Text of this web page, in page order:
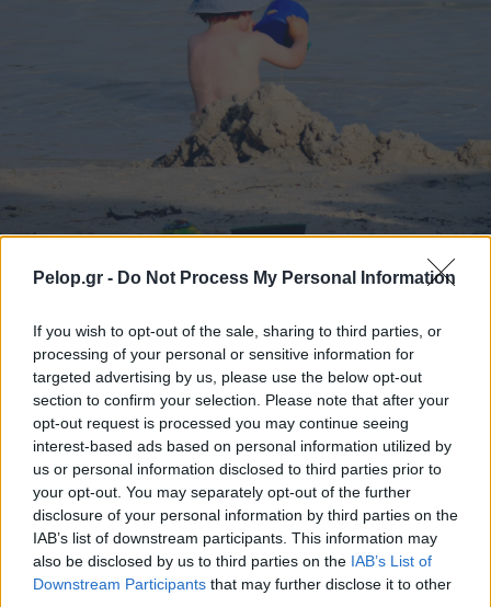
Pelop.gr - Do Not Process My Personal Information
If you wish to opt-out of the sale, sharing to third parties, or
processing of your personal or sensitive information for
targeted advertising by us, please use the below opt-out
section to confirm your selection. Please note that after your
opt-out request is processed you may continue seeing
interest-based ads based on personal information utilized by
us or personal information disclosed to third parties prior to
your opt-out. You may separately opt-out of the further
disclosure of your personal information by third parties on the
IAB’s list of downstream participants. This information may
also be disclosed by us to third parties on the IAB’s List of
Downstream Participants that may further disclose it to other
Τουρισμός για Ολους 2026: Τα SOS για να κερδίσετε το
voucher διακοπών